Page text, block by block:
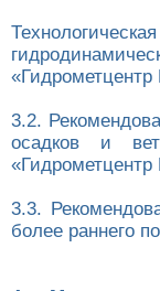
«Гидрометцентр
3.2.
осадков и
«Гидрометцентр
3.3.
более раннего